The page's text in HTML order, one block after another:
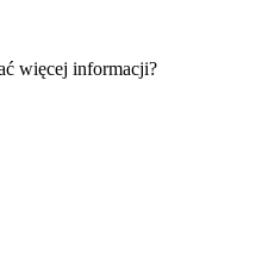
więcej informacji?